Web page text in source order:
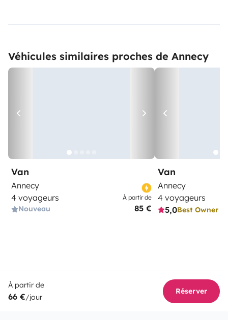
Véhicules similaires proches de Annecy
Van
Annecy
4 voyageurs
Nouveau
À partir de
85 €
Van
Annecy
4 voyageurs
5,0Best Owner
À partir de
66 €/jour
Réserver